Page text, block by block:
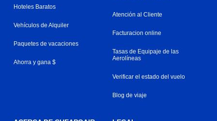
Hoteles Baratos
Vehículos de Alquiler
Paquetes de vacaciones
Ahorra y gana $
Atención al Cliente
Facturacion online
Tasas de Equipaje de las
Aerolíneas
Verificar el estado del vuelo
Blog de viaje